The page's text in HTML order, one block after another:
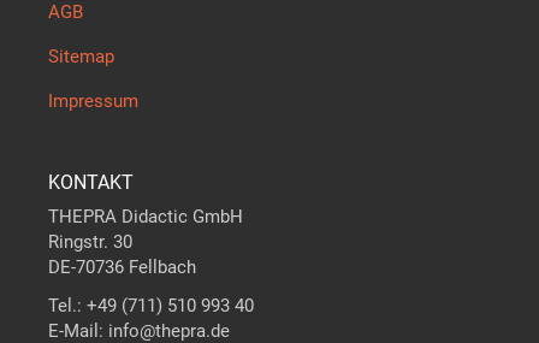
AGB
Sitemap
Impressum
KONTAKT
THEPRA Didactic GmbH
Ringstr. 30
DE-70736 Fellbach
Tel.: +49 (711) 510 993 40
E-Mail: info@thepra.de